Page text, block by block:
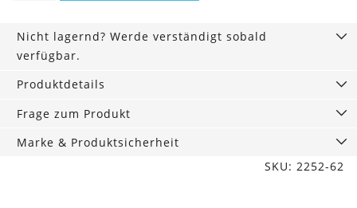
Nicht lagernd? Werde verständigt sobald
verfügbar.
Produktdetails
Frage zum Produkt
Marke & Produktsicherheit
SKU: 2252-62